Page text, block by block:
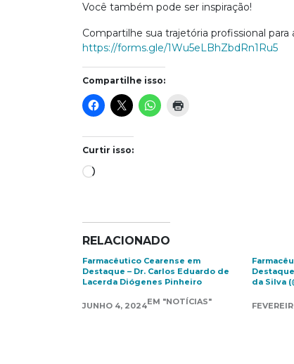
Você também pode ser inspiração!
Compartilhe sua trajetória profissional para
https://forms.gle/1Wu5eLBhZbdRn1Ru5
Compartilhe isso:
Curtir isso:
Carregando...
RELACIONADO
Farmacêutico Cearense em
Destaque – Dr. Carlos Eduardo de
Lacerda Diógenes Pinheiro
JUNHO 4, 2024EM "NOTÍCIAS"
da Silva